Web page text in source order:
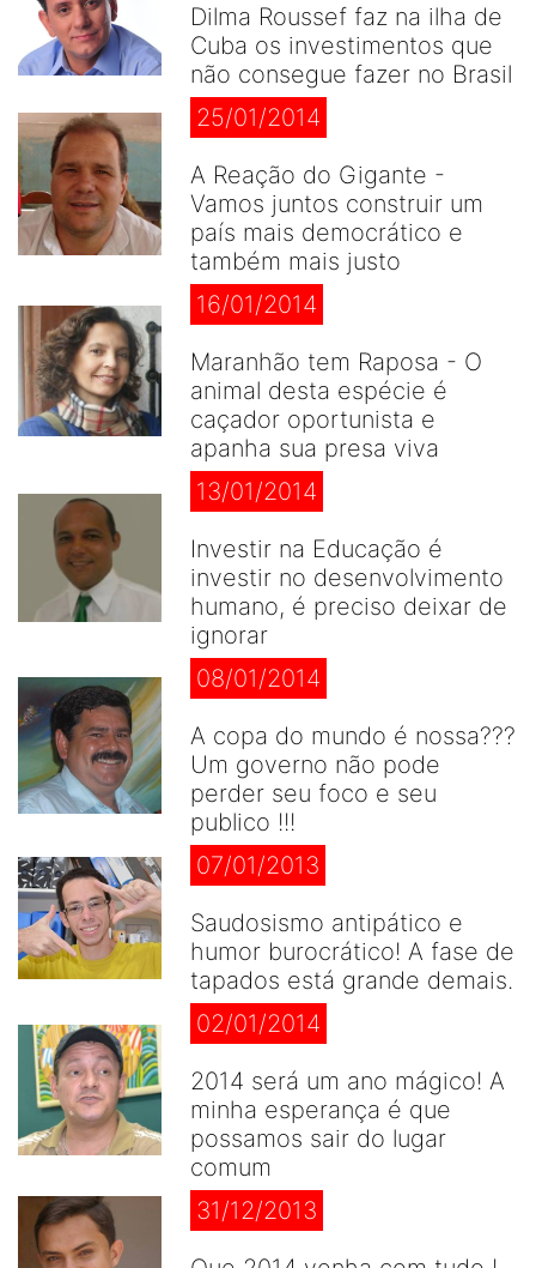
Dilma Roussef faz na ilha de
Cuba os investimentos que
não consegue fazer no Brasil
25/01/2014
A Reação do Gigante -
Vamos juntos construir um
país mais democrático e
também mais justo
16/01/2014
Maranhão tem Raposa - O
animal desta espécie é
caçador oportunista e
apanha sua presa viva
13/01/2014
Investir na Educação é
investir no desenvolvimento
humano, é preciso deixar de
ignorar
08/01/2014
A copa do mundo é nossa???
Um governo não pode
perder seu foco e seu
publico !!!
07/01/2013
Saudosismo antipático e
humor burocrático! A fase de
tapados está grande demais.
02/01/2014
2014 será um ano mágico! A
minha esperança é que
possamos sair do lugar
comum
31/12/2013